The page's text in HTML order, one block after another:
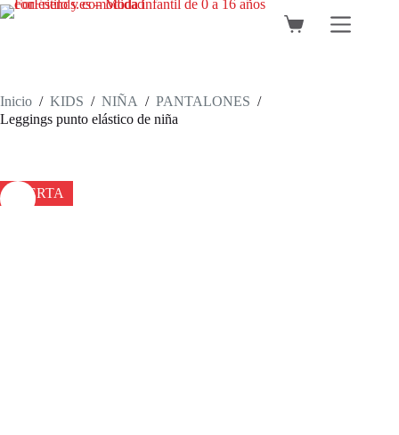
Saltar
al
Carro
Inicio / KIDS / NIÑA / PANTALONES /
Leggings punto elástico de niña
OFERTA